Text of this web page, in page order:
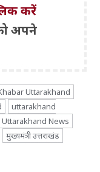
करें
अपने
Uttarakhand
uttarakhand
Uttarakhand News
मुख्यमंत्री उत्तराखंड